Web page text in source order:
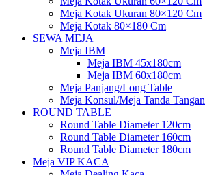
Meja Kotak Ukuran 80×120 Cm
Meja Kotak 80×180 Cm
SEWA MEJA
Meja IBM
Meja IBM 45x180cm
Meja IBM 60x180cm
Meja Panjang/Long Table
Meja Konsul/Meja Tanda Tangan
ROUND TABLE
Round Table Diameter 120cm
Round Table Diameter 160cm
Round Table Diameter 180cm
Meja VIP KACA